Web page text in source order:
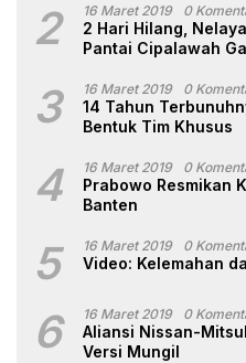
2 16 Maret 2019 0
2 Hari Hilang,
Pantai Cipalawah
3 16 Maret 2019 0
14 Tahun
Bentuk Tim Khusus
4 16 Maret 2019 0
Prabowo Resmikan
Banten
5 16 Maret 2019 0
Video: Kelemahan
6 16 Maret 2019 0
Aliansi Nissan-
Versi Mungil